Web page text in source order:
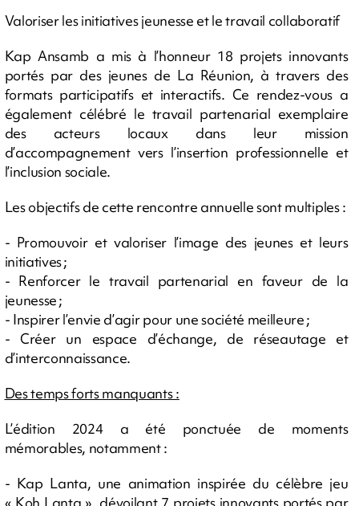
Valoriser les initiatives jeunesse et le travail collaboratif
Kap Ansamb a mis à l’honneur 18 projets innovants
portés par des jeunes de La Réunion, à travers des
formats participatifs et interactifs. Ce rendez-vous a
également célébré le travail partenarial exemplaire
des acteurs locaux dans leur mission
d’accompagnement vers l’insertion professionnelle et
l’inclusion sociale.
Les objectifs de cette rencontre annuelle sont multiples :
- Promouvoir et valoriser l’image des jeunes et leurs
initiatives ;
- Renforcer le travail partenarial en faveur de la
jeunesse ;
- Inspirer l’envie d’agir pour une société meilleure ;
- Créer un espace d’échange, de réseautage et
d’interconnaissance.
Des temps forts manquants :
L’édition 2024 a été ponctuée de moments
mémorables, notamment :
- Kap Lanta, une animation inspirée du célèbre jeu